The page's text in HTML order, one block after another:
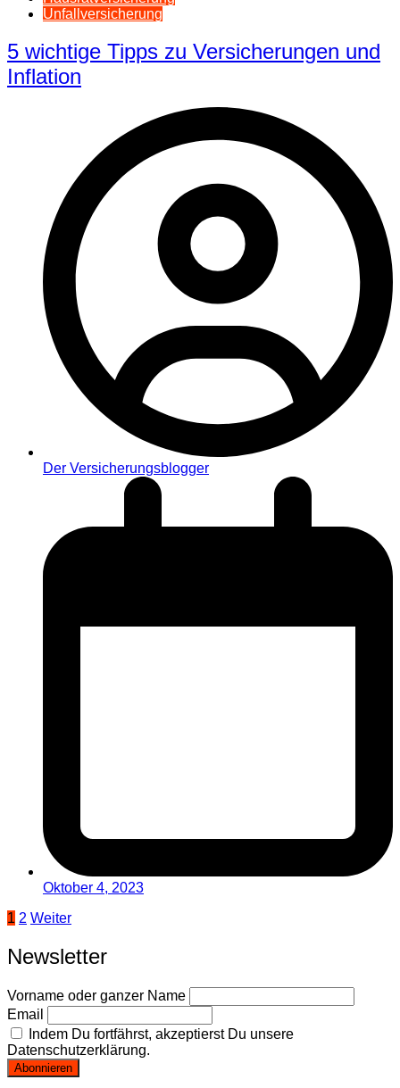
Unfallversicherung
5 wichtige Tipps zu Versicherungen und
Inflation
Der Versicherungsblogger
Oktober 4, 2023
Seitennummerierung
der
Beiträge
1 2 Weiter
Newsletter
Vorname oder ganzer Name
Email
Indem Du fortfährst, akzeptierst Du unsere
Datenschutzerklärung.